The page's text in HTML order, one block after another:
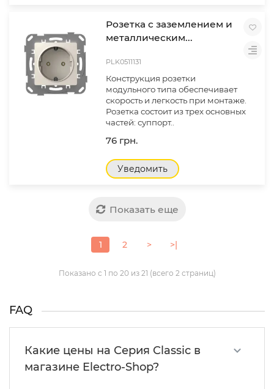
Розетка с заземлением и
металлическим...
PLK0511131
Конструкция розетки
модульного типа обеспечивает
скорость и легкость при монтаже.
Розетка состоит из трех основных
частей: суппорт..
76 грн.
Уведомить
Показать еще
1 2 > >|
Показано с 1 по 20 из 21 (всего 2 страниц)
FAQ
Какие цены на Серия Classic в
магазине Electro-Shop?